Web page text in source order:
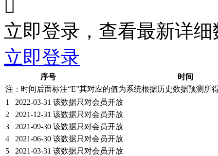

立即登录，查看最新详细
立即登录
序号
时间
注：时间后面标注“E”其对应的值为系统根据历史数据预测所
1
2022-03-31 该数据只对会员开放
2
2021-12-31 该数据只对会员开放
3
2021-09-30 该数据只对会员开放
4
2021-06-30 该数据只对会员开放
5
2021-03-31 该数据只对会员开放